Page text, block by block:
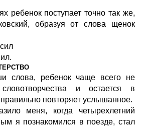
ребенок поступает точно так же,
образуя от слова щенок
слова, ребенок чаще всего не
и остается в
повторяет услышанное.
меня, когда четырехлетний
я познакомился в поезде, стал